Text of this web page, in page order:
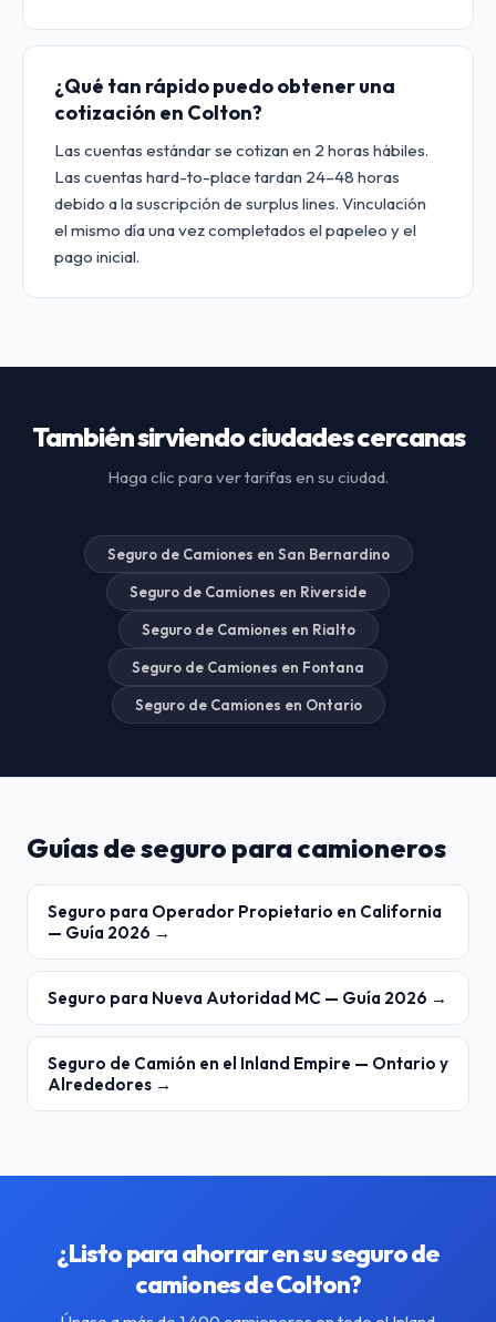
¿Qué tan rápido puedo obtener una
cotización en Colton?
Las cuentas estándar se cotizan en 2 horas hábiles.
Las cuentas hard-to-place tardan 24–48 horas
debido a la suscripción de surplus lines. Vinculación
el mismo día una vez completados el papeleo y el
pago inicial.
También sirviendo ciudades cercanas
Haga clic para ver tarifas en su ciudad.
Seguro de Camiones en San Bernardino
Seguro de Camiones en Riverside
Seguro de Camiones en Rialto
Seguro de Camiones en Fontana
Seguro de Camiones en Ontario
Guías de seguro para camioneros
Seguro para Operador Propietario en California
— Guía 2026 →
Seguro para Nueva Autoridad MC — Guía 2026 →
Seguro de Camión en el Inland Empire — Ontario y
Alrededores →
¿Listo para ahorrar en su seguro de
camiones de Colton?